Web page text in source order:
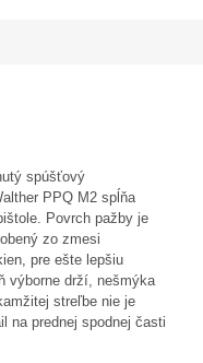
spúšťový
PPQ M2 spĺňa
Povrch pažby je
zo zmesi
pre ešte lepšiu
výborne drží, nešmýka
streľbe nie je
na prednej spodnej časti